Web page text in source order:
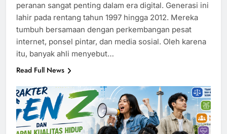
peranan sangat penting dalam era digital. Generasi ini
lahir pada rentang tahun 1997 hingga 2012. Mereka
tumbuh bersamaan dengan perkembangan pesat
internet, ponsel pintar, dan media sosial. Oleh karena
itu, banyak ahli menyebut…
Read Full News